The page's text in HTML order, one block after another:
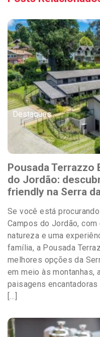
Destaques
Pousada Terrazzo
do Jordão:
friendly na Serra
Se você está
Campos do Jordão,
natureza e uma
família, a Pousada
melhores opções da
em meio às montanhas,
paisagens
[…]